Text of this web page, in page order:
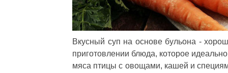
Вкусный суп на основе бульона -
приготовлении блюда, которое
мяса птицы с овощами, кашей и